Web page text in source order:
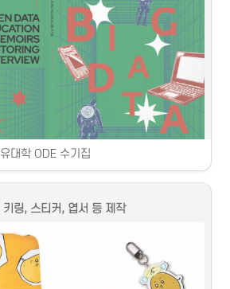
폼
과목 수기 공모전’ 수상자들이 강원LRS 공
은 학습 경험을 바탕으로 수기집을 제작하
학 ODE(오픈데이터교육) 수기집
폼
대학 ODE 수기집
링, 스티커, 엽서 등 제작